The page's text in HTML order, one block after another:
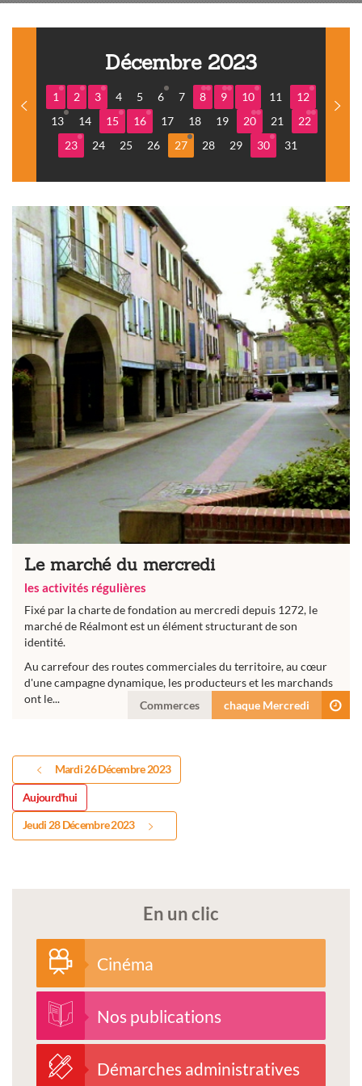
Décembre 2023
1 2 3 4 5 6 7 8 9 10 11
12
13
14 15 16 17 18 19 20 21
22
23
24 25 26 27 28 29 30 31
Le marché du mercredi
les activités régulières
Fixé par la charte de fondation au mercredi depuis 1272, le
marché de Réalmont est un élément structurant de son
identité.
Au carrefour des routes commerciales du territoire, au cœur
d'une campagne dynamique, les producteurs et les marchands
ont le...
Commerces chaque Mercredi
Mardi 26 Décembre 2023
Aujourd'hui
Jeudi 28 Décembre 2023
En un clic
Cinéma
Nos publications
Démarches administratives